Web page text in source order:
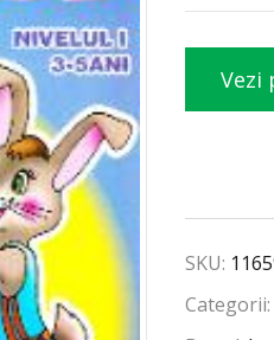
Vezi
SKU: